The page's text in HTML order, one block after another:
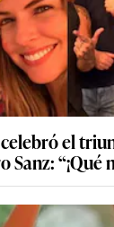
el
Sanz: “¡Qué